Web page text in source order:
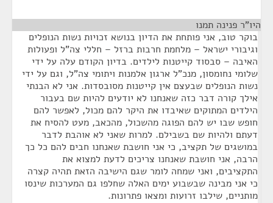
היו"ר פנינה תמנו
בוקר טוב, אני פותחת את הדיון בנושא זכויות נשות הנופלים
וגיבורי ישראל – מלחמת חרבות ברזל – חללי צה"ל ופעולות
האיבה – סבסוד קייטנות לילדים. בדיון הקודם עלה על ידי
שלומי נחומסון, מנכ"ל ארגון אלמנות ויתומי צה"ל, וגם על ידי
נשות הנופלים שבעצם אין קייטנות מסובסדות. אני לא הבנתי
אילך קורה דבר כזה שאנחנו לא יודעים להיות שם בעבור
הילדים המתוקים שאיבדו את היקר להם מכול, לאפשר להם
חופש שבו יש להם הפוגה מהשכול, מהכאב, מעט להסיח את
דעתם ולהיות שם בשבילם. למרות שאני לא אוהבת לדבר
במושגים של תקציב, כי אני חושבת שאנחנו חבים להם כל כך
הרבה, אני חושבת שאנחנו צריכים לדעת למצוא את
התקציבים, ואני שמחה לומר שגם הישיבה הזאת תהיה קצרה
כי אני מבינה שבשבוע ימים האלה שחלפו גם המערכות שינסו
מותניים, שילבו זרועות ומצאו פתרונות.